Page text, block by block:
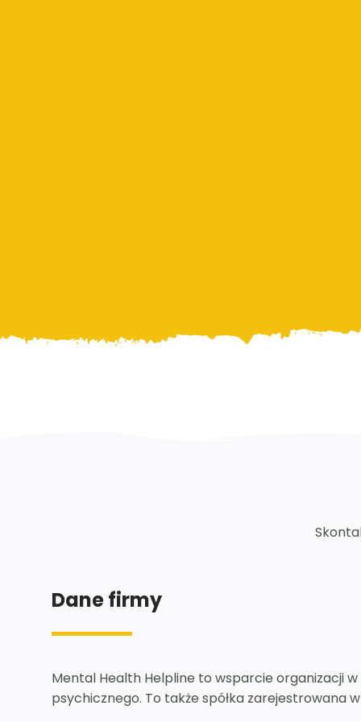
Dane firmy
Mental Health Helpline to wsparcie organizacji
psychicznego. To także spółka zarejestrowana